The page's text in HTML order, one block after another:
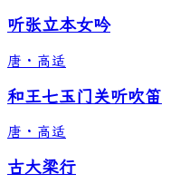
听张立本女吟
唐 · 高适
和王七玉门关听吹笛
唐 · 高适
古大梁行